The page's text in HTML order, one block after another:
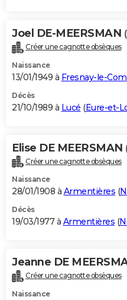
Joel DE-MEERSMAN
Créer une cagnotte obsèques
Naissance
13/01/1949 à Fresnay-le-
Décès
21/10/1989 à Lucé (Eure-et-
Elise DE MEERSMAN
Créer une cagnotte obsèques
Naissance
28/01/1908 à Armentières (
Décès
19/03/1977 à Armentières (
Jeanne DE
Créer une cagnotte obsèques
Naissance